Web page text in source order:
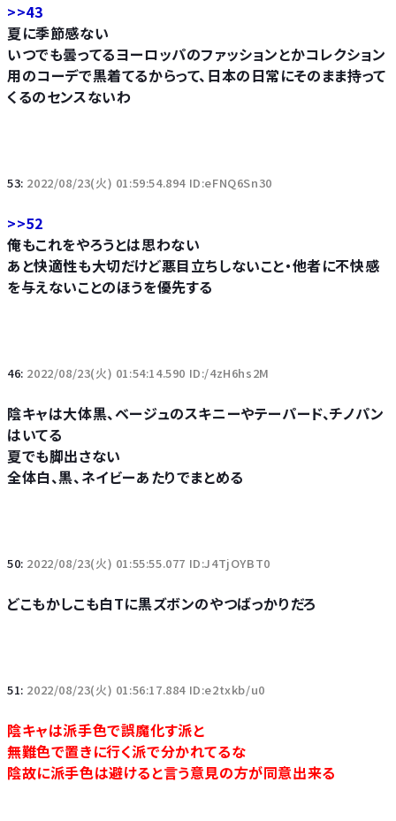
>>43
夏に季節感ない
いつでも曇ってるヨーロッパのファッションとかコレクション
用のコーデで黒着てるからって、日本の日常にそのまま持って
くるのセンスないわ
53: 2022/08/23(火) 01:59:54.894 ID:eFNQ6Sn30
>>52
俺もこれをやろうとは思わない
あと快適性も大切だけど悪目立ちしないこと・他者に不快感
を与えないことのほうを優先する
46: 2022/08/23(火) 01:54:14.590 ID:/4zH6hs2M
陰キャは大体黒、ベージュのスキニーやテーパード、チノパン
はいてる
夏でも脚出さない
全体白、黒、ネイビーあたりでまとめる
50: 2022/08/23(火) 01:55:55.077 ID:J4TjOYBT0
どこもかしこも白Tに黒ズボンのやつばっかりだろ
51: 2022/08/23(火) 01:56:17.884 ID:e2txkb/u0
陰キャは派手色で誤魔化す派と
無難色で置きに行く派で分かれてるな
陰故に派手色は避けると言う意見の方が同意出来る